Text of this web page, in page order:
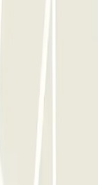
la red de
todas